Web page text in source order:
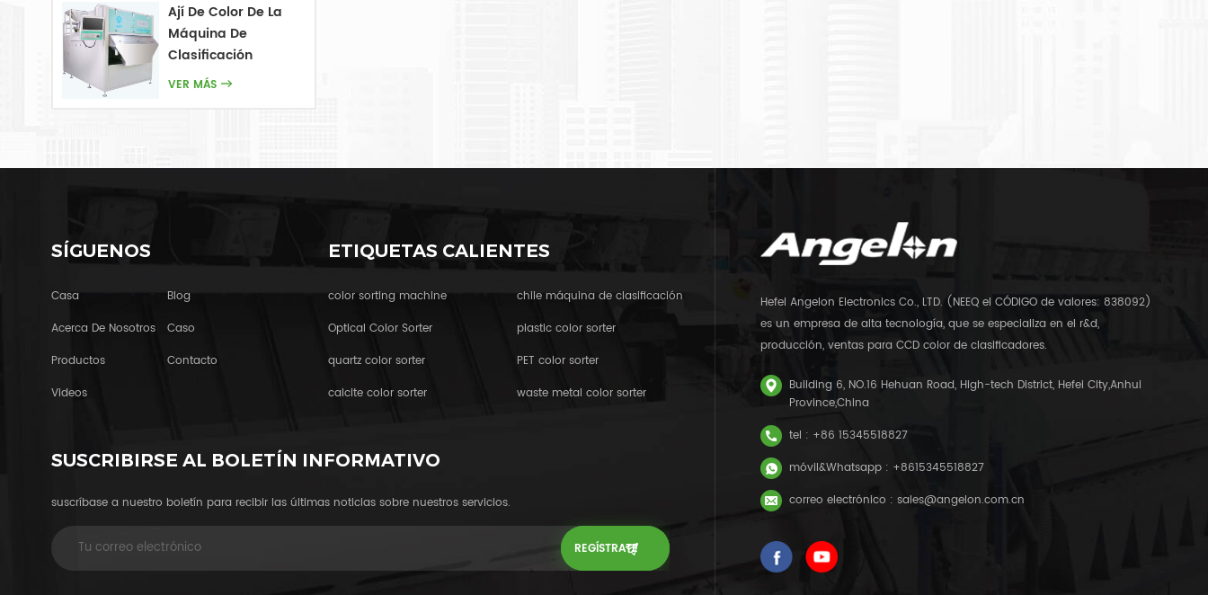
Ají De Color De La
Máquina De
Clasificación
VER MÁS
Hefei Angelon Electronics Co., LTD. (NEEQ el CÓDIGO de valores: 838092)
es un empresa de alta tecnología, que se especializa en el r&d,
producción, ventas para CCD color de clasificadores.
Building 6, NO.16 Hehuan Road, High-tech District, Hefei City,Anhui
Province,China
tel : +86 15345518827
móvil&Whatsapp : +8615345518827
correo electrónico : sales@angelon.com.cn
SÍGUENOS
Casa
Acerca De Nosotros
Productos
Videos
Blog
Caso
Contacto
ETIQUETAS CALIENTES
color sorting machine
Optical Color Sorter
quartz color sorter
calcite color sorter
chile máquina de clasificación
plastic color sorter
PET color sorter
waste metal color sorter
SUSCRIBIRSE AL BOLETÍN INFORMATIVO
suscríbase a nuestro boletín para recibir las últimas noticias sobre nuestros servicios.